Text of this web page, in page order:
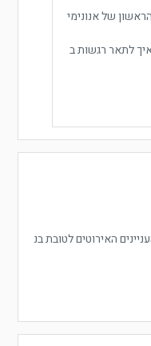
של אנונימי
איך לתאר רגשות ב
האירוטים לטובת בנ